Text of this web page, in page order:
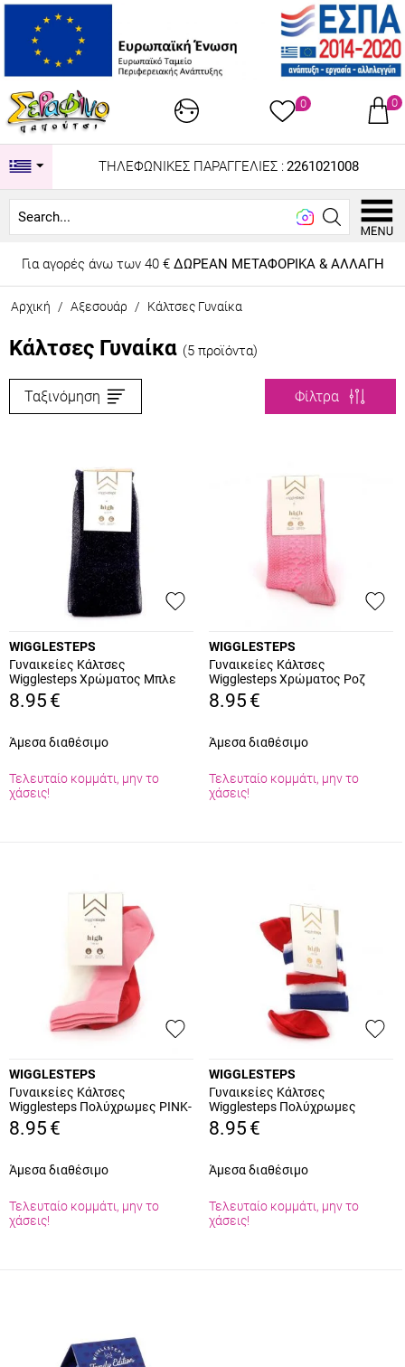
0 0
ΤΗΛΕΦΩΝΙΚΕΣ ΠΑΡΑΓΓΕΛΙΕΣ : 2261021008
Search...
Για αγορές άνω των 40 € ΔΩΡΕΑΝ ΜΕΤΑΦΟΡΙΚΑ & ΑΛΛΑΓΗ
Αρχική / Αξεσουάρ / Κάλτσες Γυναίκα
Κάλτσες Γυναίκα (5 προϊόντα)
Ταξινόμηση Φίλτρα
WIGGLESTEPS
Γυναικείες Κάλτσες
Wigglesteps Χρώματος Μπλε
Glitter SHINY BLUE
8.95 €
Άμεσα διαθέσιμο
Τελευταίο κομμάτι, μην το
χάσεις!
WIGGLESTEPS
Γυναικείες Κάλτσες
Wigglesteps Χρώματος Ροζ
FLOSS SNACK PINK
8.95 €
Άμεσα διαθέσιμο
Τελευταίο κομμάτι, μην το
χάσεις!
WIGGLESTEPS
Γυναικείες Κάλτσες
Wigglesteps Πολύχρωμες PINK-
RED
8.95 €
Άμεσα διαθέσιμο
Τελευταίο κομμάτι, μην το
χάσεις!
WIGGLESTEPS
Γυναικείες Κάλτσες
Wigglesteps Πολύχρωμες
DASHED
8.95 €
Άμεσα διαθέσιμο
Τελευταίο κομμάτι, μην το
χάσεις!